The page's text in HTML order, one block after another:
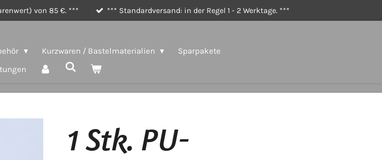
von 85 €. *** *** Standardversand: in der Regel 1 - 2 Werktage. ***
Kurzwaren / Bastelmaterialien
Sparpakete
1 Stk. PU-